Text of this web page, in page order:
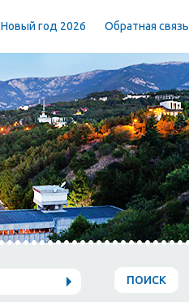
Новый год 2026 Обратная связь
ПОИСК